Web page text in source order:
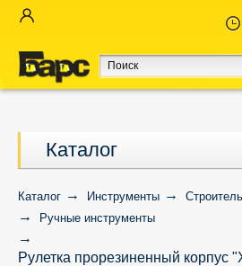
Каталог
Каталог Инструменты
Ручные инструменты
Рулетка прорезиненный корпус